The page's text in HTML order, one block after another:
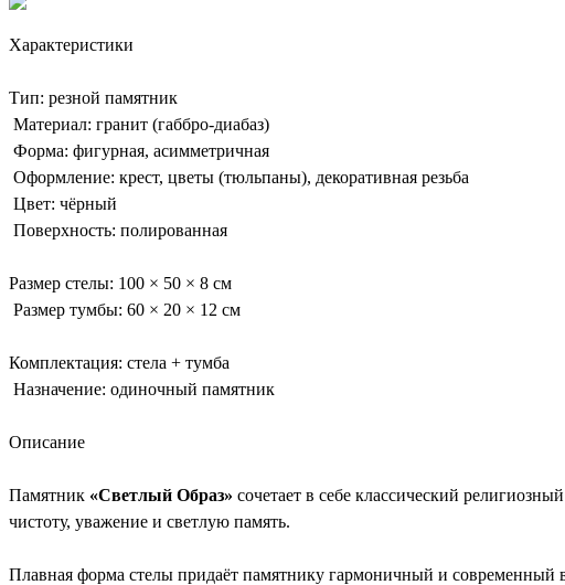
Характеристики
Тип: резной памятник
Материал: гранит (габбро-диабаз)
Форма: фигурная, асимметричная
Оформление: крест, цветы (тюльпаны), декоративная резьба
Цвет: чёрный
Поверхность: полированная
Размер стелы: 100 × 50 × 8 см
Размер тумбы: 60 × 20 × 12 см
Комплектация: стела + тумба
Назначение: одиночный памятник
Описание
Памятник «Светлый Образ» сочетает в себе классический
чистоту, уважение и светлую память.
Плавная форма стелы придаёт памятнику гармоничный и современный